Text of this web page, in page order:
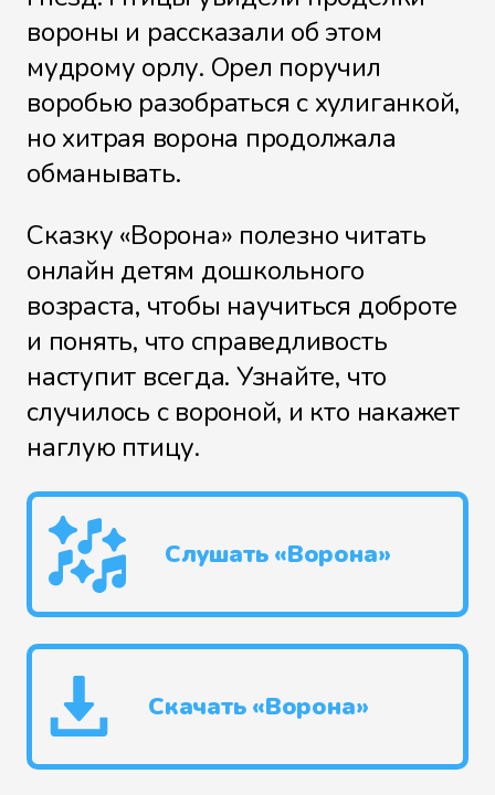
вороны и рассказали об этом
мудрому орлу. Орел поручил
воробью разобраться с хулиганкой,
но хитрая ворона продолжала
обманывать.
Сказку «Ворона» полезно читать
онлайн детям дошкольного
возраста, чтобы научиться доброте
и понять, что справедливость
наступит всегда. Узнайте, что
случилось с вороной, и кто накажет
наглую птицу.
Слушать «Ворона»
Скачать «Ворона»